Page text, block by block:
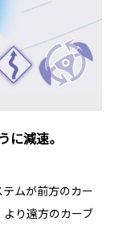
に減速。
ムが前方のカー
り遠方のカーブ